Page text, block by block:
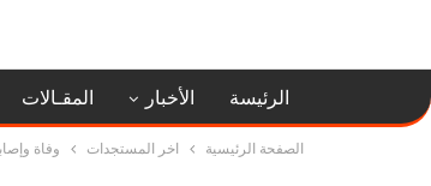
الرئيسة الأخبار المقـالات
الصفحة الرئيسية اخر المستجدات وفاة وإصابة 537 شخصا في حوادث مرورية خلال